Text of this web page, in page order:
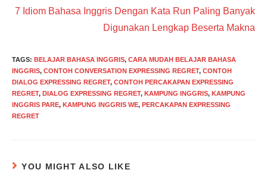
7 Idiom Bahasa Inggris Dengan Kata Run Paling Banyak
Digunakan Lengkap Beserta Makna
TAGS: BELAJAR BAHASA INGGRIS, CARA MUDAH BELAJAR BAHASA
INGGRIS, CONTOH CONVERSATION EXPRESSING REGRET, CONTOH
DIALOG EXPRESSING REGRET, CONTOH PERCAKAPAN EXPRESSING
REGRET, DIALOG EXPRESSING REGRET, KAMPUNG INGGRIS, KAMPUNG
INGGRIS PARE, KAMPUNG INGGRIS WE, PERCAKAPAN EXPRESSING
REGRET
YOU MIGHT ALSO LIKE